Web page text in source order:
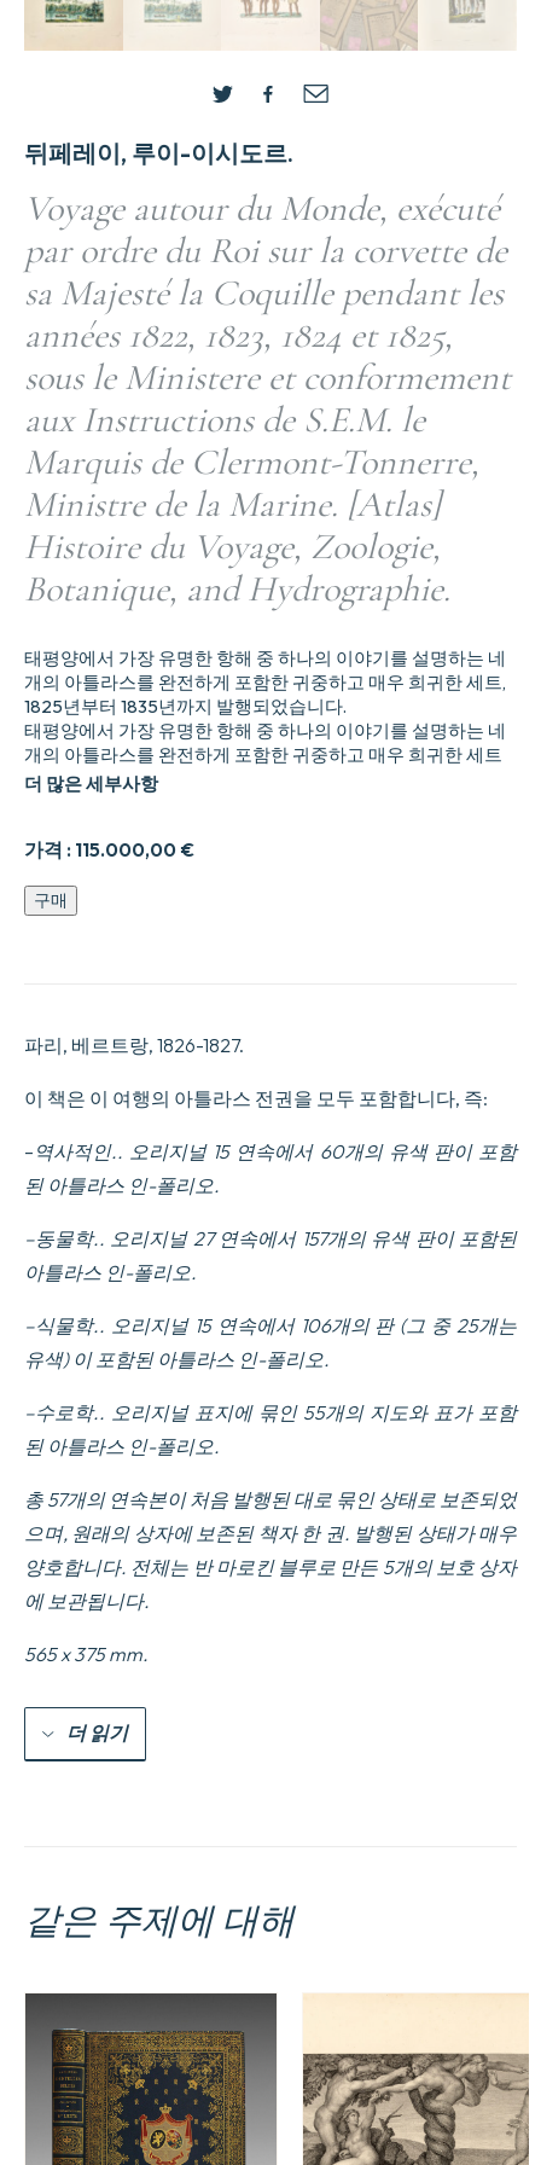
뒤페레이, 루이-이시도르.
Voyage autour du Monde, exécuté
par ordre du Roi sur la corvette de
sa Majesté la Coquille pendant les
années 1822, 1823, 1824 et 1825,
sous le Ministere et conformement
aux Instructions de S.E.M. le
Marquis de Clermont-Tonnerre,
Ministre de la Marine. [Atlas]
Histoire du Voyage, Zoologie,
Botanique, and Hydrographie.
가격 : 115.000,00 €
태평양에서 가장 유명한 항해 중 하나의 이야기를 설명하는 네
개의 아틀라스를 완전하게 포함한 귀중하고 매우 희귀한 세트,
1825년부터 1835년까지 발행되었습니다.
태평양에서 가장 유명한 항해 중 하나의 이야기를 설명하는 네
개의 아틀라스를 완전하게 포함한 귀중하고 매우 희귀한 세트
더 많은 세부사항
Voyage
autour
du
sur
de
sa
Majeste9
Coquille
pendant
les
1822,
1823,
1824
1825,
sous
le
et
conformement
aux
Instructions
de
S.E.M.
Marquis
Tonnerre,
Ministre
de
Zoologie,
Botanique,
구매
파리, 베르트랑, 1826-1827.
이 책은 이 여행의 아틀라스 전권을 모두 포함합니다, 즉:
– 역사적인.. 오리지널 15 연속에서 60개의 유색 판이 포함
된 아틀라스 인-폴리오.
–동물학.. 오리지널 27 연속에서 157개의 유색 판이 포함된
아틀라스 인-폴리오.
–식물학.. 오리지널 15 연속에서 106개의 판 (그 중 25개는
유색) 이 포함된 아틀라스 인-폴리오.
–수로학.. 오리지널 표지에 묶인 55개의 지도와 표가 포함
된 아틀라스 인-폴리오.
총 57개의 연속본이 처음 발행된 대로 묶인 상태로 보존되었
으며, 원래의 상자에 보존된 책자 한 권. 발행된 상태가 매우
양호합니다. 전체는 반 마로킨 블루로 만든 5개의 보호 상자
에 보관됩니다.
565 x 375 mm.
더 읽기
같은 주제에 대해